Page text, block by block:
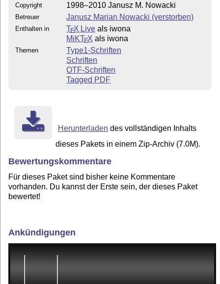
Copyright 1998–2010 Janusz M. Nowacki
Betreuer Janusz Marian Nowacki (verstorben)
Enthalten in TEX Live als iwona
MiKTEX als iwona
Themen
Type1-Schriften
Schriften
OTF-Schriften
Tagged PDF
Herunterladen des vollständigen Inhalts
dieses Pakets in einem Zip-Archiv (7.0M).
Bewertungskommentare
Für dieses Paket sind bisher keine Kommentare
vorhanden. Du kannst der Erste sein, der dieses Paket
bewertet!
Ankündigungen